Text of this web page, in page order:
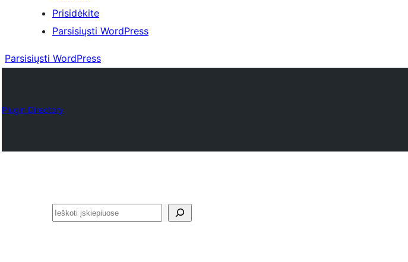
Prisidėkite
Parsisiųsti WordPress
Parsisiųsti WordPress
Plugin Directory
Paieška